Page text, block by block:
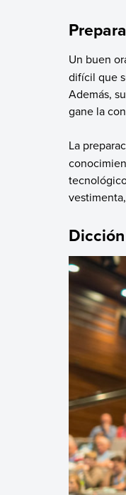
Un buen
difícil que
Además,
gane la
La